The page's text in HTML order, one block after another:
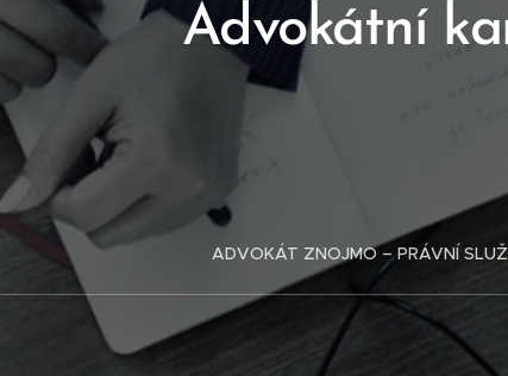
Advokátní
ADVOKÁT ZNOJMO – PRÁVNÍ